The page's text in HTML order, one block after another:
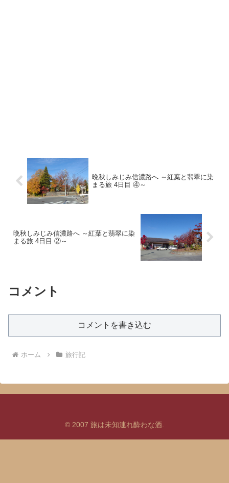
晩秋しみじみ信濃路へ ～紅葉と翡翠に染
まる旅 4日目 ④～
晩秋しみじみ信濃路へ ～紅葉と翡翠に染
まる旅 4日目 ②～
コメント
コメントを書き込む
ホーム 旅行記
© 2007 旅は未知連れ酔わな酒.